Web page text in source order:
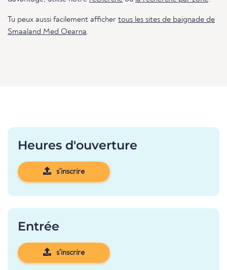
Tu peux aussi facilement afficher tous les sites de baignade de
Smaaland Med Oearna.
Heures d'ouverture
s'inscrire
Entrée
s'inscrire